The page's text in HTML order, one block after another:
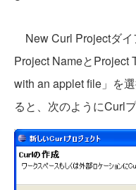
New Curl Projectダイ
Project NameとProject
with an applet file」を
ると、次のようにCurl